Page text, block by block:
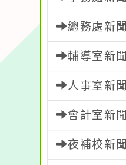
總務處新聞
輔導室新聞
人事室新聞
會計室新聞
夜補校新聞